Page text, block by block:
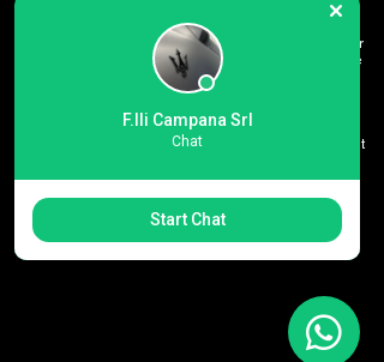
Die Werkstatt Fratelli Campana ist seit 1982 von
Maserati autorisiert.
Es setzt zertifizierte und hochspezialisierte Techniker
ein, die in der Lage sind, eine qualitativ hochwertige
Unterstützung anzubieten.
Die Werkstatt von Fratelli Campana beschränkt sich
nicht nur auf die Wartung aktueller Autos, sondern
dank jahrzehntelanger Erfahrung in Zusammenarbeit
Prestige steht, auch auf Oldtimer.
F.lli Campana Srl
Chat
Start Chat